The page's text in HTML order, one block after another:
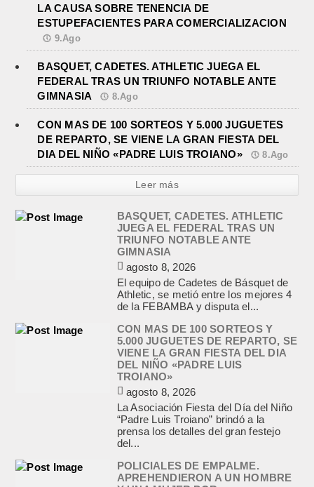
LA CAUSA SOBRE TENENCIA DE
ESTUPEFACIENTES PARA COMERCIALIZACION
9.Ago
BASQUET, CADETES. ATHLETIC JUEGA EL
FEDERAL TRAS UN TRIUNFO NOTABLE ANTE
GIMNASIA
8.Ago
CON MAS DE 100 SORTEOS Y 5.000 JUGUETES
DE REPARTO, SE VIENE LA GRAN FIESTA DEL
DIA DEL NIÑO «PADRE LUIS TROIANO»
8.Ago
Leer más
BASQUET, CADETES. ATHLETIC
JUEGA EL FEDERAL TRAS UN
TRIUNFO NOTABLE ANTE
GIMNASIA
agosto 8, 2026
El equipo de Cadetes de Básquet de
Athletic, se metió entre los mejores 4
de la FEBAMBA y disputa el...
CON MAS DE 100 SORTEOS Y
5.000 JUGUETES DE REPARTO, SE
VIENE LA GRAN FIESTA DEL DIA
DEL NIÑO «PADRE LUIS
TROIANO»
agosto 8, 2026
La Asociación Fiesta del Día del Niño
“Padre Luis Troiano” brindó a la
prensa los detalles del gran festejo
del...
POLICIALES DE EMPALME.
APREHENDIERON A UN HOMBRE